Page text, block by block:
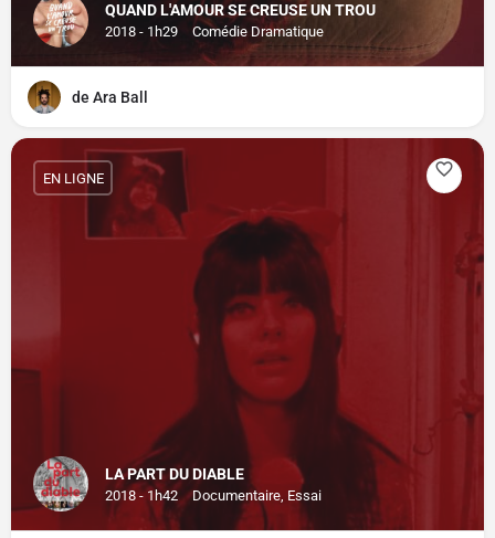
QUAND L'AMOUR SE CREUSE UN TROU
2018 - 1h29 Comédie Dramatique
de Ara Ball
LA PART DU DIABLE
2018 - 1h42 Documentaire, Essai
EN LIGNE